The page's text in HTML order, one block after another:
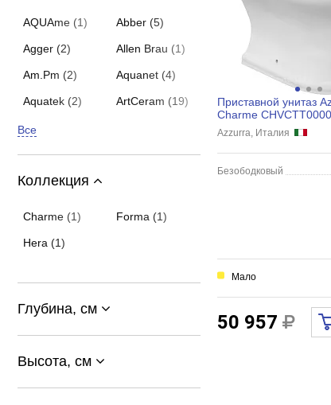
AQUAme (1) Abber (5)
Agger (2) Allen Brau (1)
Am.Pm (2) Aquanet (4)
Aquatek (2) ArtCeram (19)
Все
Коллекция
Charme (1) Forma (1)
Hera (1)
Глубина, см
Высота, см
Приставной унитаз
Charme
универсальный выпуск
Azzurra, Италия
Безободковый
Мало
50 957